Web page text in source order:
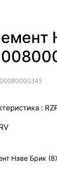
:
Нэве Брик